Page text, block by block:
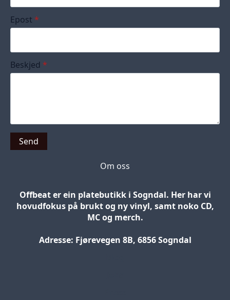
Epost *
Beskjed *
Send
Om oss
Offbeat er ein platebutikk i Sogndal. Her har vi
hovudfokus på brukt og ny vinyl, samt noko CD,
MC og merch.
Adresse: Fjørevegen 8B, 6856 Sogndal